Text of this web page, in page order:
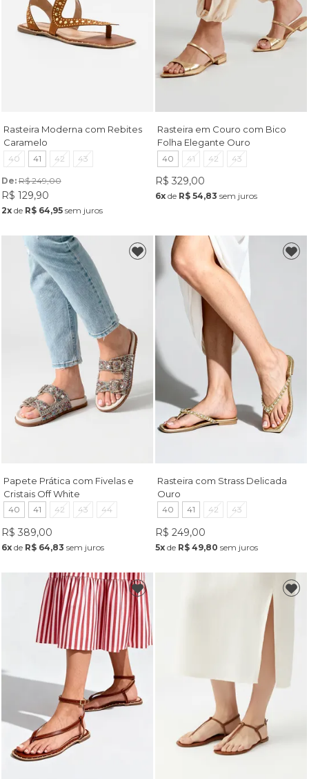
Rasteira Moderna com Rebites
Caramelo
40 41 42 43
De: R$ 249,00
R$ 129,90
2xde R$ 64,95sem juros
Rasteira em Couro com Bico
Folha Elegante Ouro
40 41 42 43
R$ 329,00
6x de R$ 54,83 sem juros
Papete Prática com Fivelas e
Cristais Off White
40 41 42 43 44
R$ 389,00
6xde R$ 64,83 sem juros
Rasteira com Strass Delicada
Ouro
40 41 42 43
R$ 249,00
5x de R$ 49,80 sem juros